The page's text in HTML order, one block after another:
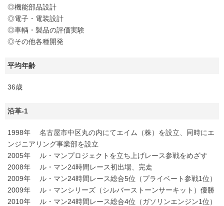
◎機能部品設計
◎電子・電装設計
◎車輌・製品の評価実験
◎その他各種開発
平均年齢
36歳
沿革-1
1998年 名古屋市中区丸の内にてエイム（株）を設立、同時にエ
ンジニアリング事業部を設立
2005年 ル・マンプロジェクトを立ち上げレース参戦をめざす
2008年 ル・マン24時間レース初出場、完走
2009年 ル・マン24時間レース総合5位（プライベート参戦1位）
2009年 ル・マンシリーズ（シルバーストーンサーキット）優勝
2010年 ル・マン24時間レース総合4位（ガソリンエンジン1位）